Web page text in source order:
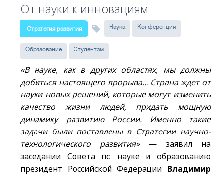
От науки к инновациям
Стратегия развития Наука Конференция
Образование Студентам
«В науке, как в других областях, мы должны
добиться настоящего прорыва… Страна ждет от
науки новых решений, которые могут изменить
качество жизни людей, придать мощную
динамику развитию России. Именно такие
задачи были поставлены в Стратегии научно-
технологического развития»— заявил на
заседании Совета по науке и образованию
президент Российской Федерации Владимир